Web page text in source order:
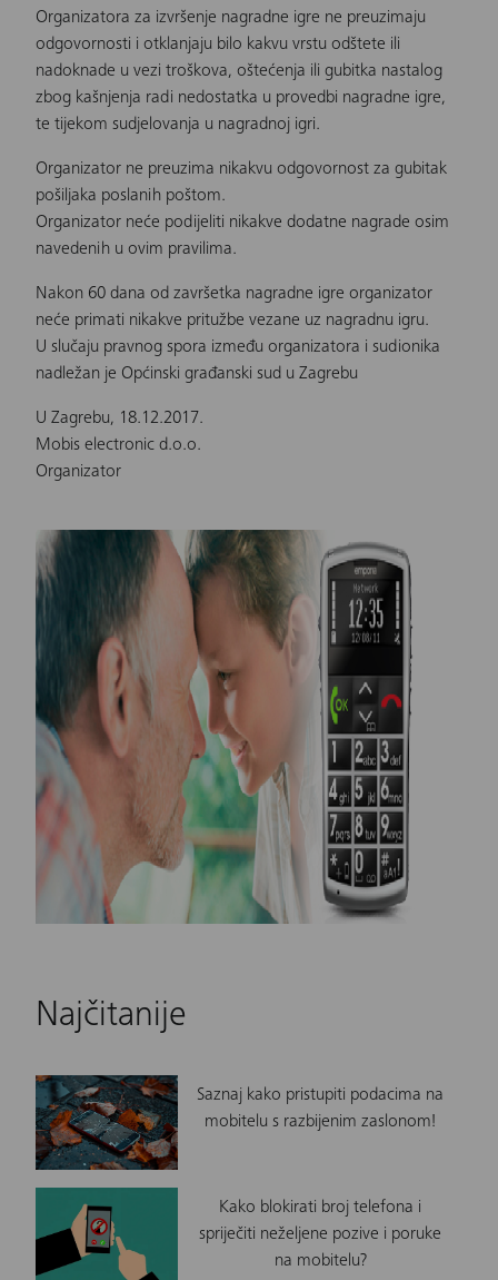
Organizatora za izvršenje nagradne igre ne preuzimaju
odgovornosti i otklanjaju bilo kakvu vrstu odštete ili
nadoknade u vezi troškova, oštećenja ili gubitka nastalog
zbog kašnjenja radi nedostatka u provedbi nagradne igre,
te tijekom sudjelovanja u nagradnoj igri.
Organizator ne preuzima nikakvu odgovornost za gubitak
pošiljaka poslanih poštom.
Organizator neće podijeliti nikakve dodatne nagrade osim
navedenih u ovim pravilima.
Nakon 60 dana od završetka nagradne igre organizator
neće primati nikakve pritužbe vezane uz nagradnu igru.
U slučaju pravnog spora između organizatora i sudionika
nadležan je Općinski građanski sud u Zagrebu
U Zagrebu, 18.12.2017.
Mobis electronic d.o.o.
Organizator
Najčitanije
Saznaj kako pristupiti podacima na
mobitelu s razbijenim zaslonom!
Kako blokirati broj telefona i
spriječiti neželjene pozive i poruke
na mobitelu?